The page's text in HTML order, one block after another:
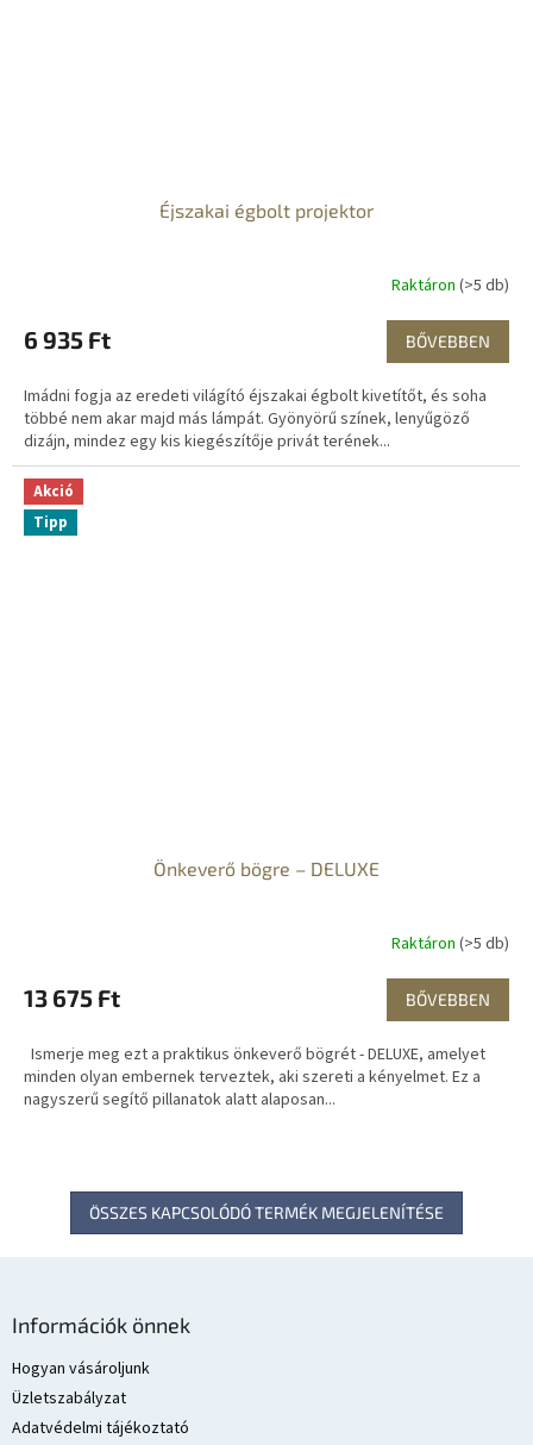
Éjszakai égbolt projektor
Raktáron (>5 db)
6 935 Ft BŐVEBBEN
Imádni fogja az eredeti világító éjszakai égbolt kivetítőt, és soha
többé nem akar majd más lámpát. Gyönyörű színek, lenyűgöző
dizájn, mindez egy kis kiegészítője privát terének...
Akció
Tipp
Önkeverő bögre – DELUXE
Raktáron (>5 db)
13 675 Ft BŐVEBBEN
Ismerje meg ezt a praktikus önkeverő bögrét - DELUXE, amelyet
minden olyan embernek terveztek, aki szereti a kényelmet. Ez a
nagyszerű segítő pillanatok alatt alaposan...
ÖSSZES KAPCSOLÓDÓ TERMÉK MEGJELENÍTÉSE
Információk önnek
Hogyan vásároljunk
Üzletszabályzat
Adatvédelmi tájékoztató